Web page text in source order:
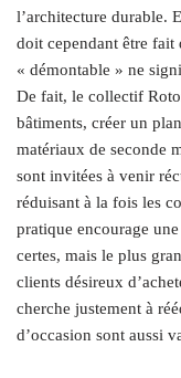
l’architecture durable.
doit cependant être fait
« démontable » ne
De fait, le collectif
bâtiments, créer un
matériaux de seconde
sont invitées à venir
réduisant à la fois les
pratique encourage
certes, mais le plus
clients désireux
cherche justement à
d’occasion sont aussi